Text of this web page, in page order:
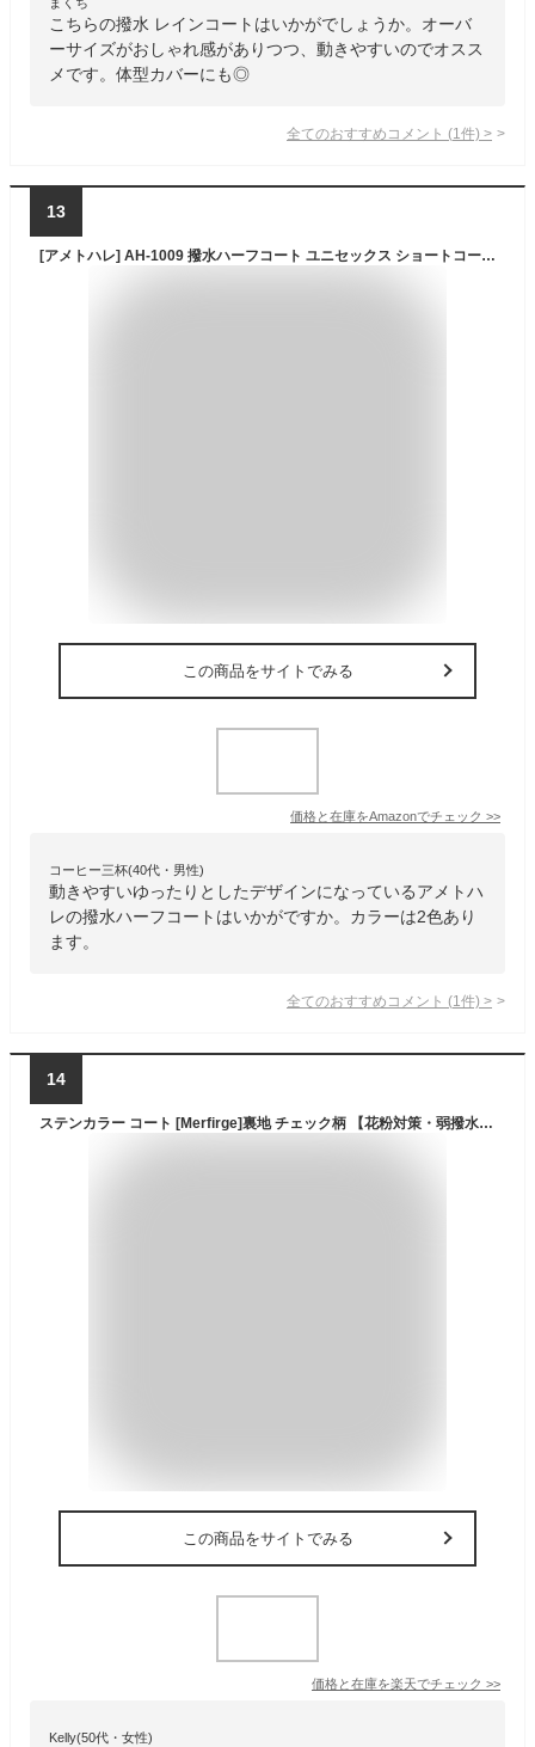
こちらの撥水 レインコートはいかがでしょうか。オーバ
ーサイズがおしゃれ感がありつつ、動きやすいのでオスス
メです。体型カバーにも◎
全てのおすすめコメント (1 件) >
13
[アメトハレ] AH-1009 撥水ハーフコート ユニセックス ショートコート (JP, アルファベット, M, ダークベージュ)
この商品をサイトでみる
価格と在庫をAmazonでチェック >>
コーヒー三杯(40代・男性)
動きやすいゆったりとしたデザインになっているアメトハ
レの撥水ハーフコートはいかがですか。カラーは2色あり
ます。
全てのおすすめコメント (1 件) >
14
ステンカラー コート [Merfirge]裏地 チェック柄 【花粉対策・弱撥水加工】シンプル きれいめ レディース ビジネス 通勤 フォーマル アウター 入園式 入学式 就活 弱はっ水 春 秋 冬 プレゼント ギフト(lc3158)
この商品をサイトでみる
価格と在庫を楽天でチェック >>
Kelly(50代・女性)